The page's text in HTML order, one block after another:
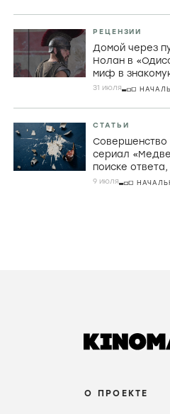
математическая
фильмах
29 ИЮЛЯ
РЕЦЕНЗИИ
Страхи
Руперт Гринт
3 августа
сериал
поиске